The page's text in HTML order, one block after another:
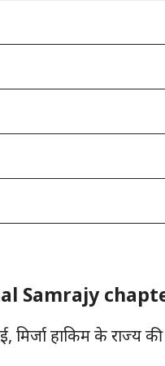
Samrajy
हाकिम के राज्य की